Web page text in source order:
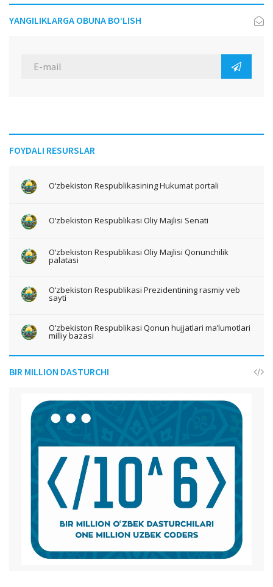
YANGILIKLARGA OBUNA BO‘LISH
FOYDALI RESURSLAR
O‘zbekiston Respublikasining Hukumat portali
O‘zbekiston Respublikasi Oliy Majlisi Senati
O‘zbekiston Respublikasi Oliy Majlisi Qonunchilik
palatasi
O‘zbekiston Respublikasi Prezidentining rasmiy veb
sayti
O‘zbekiston Respublikasi Qonun hujjatlari ma’lumotlari
milliy bazasi
BIR MILLION DASTURCHI